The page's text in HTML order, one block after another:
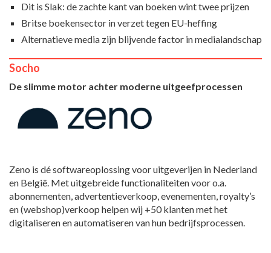
Dit is Slak: de zachte kant van boeken wint twee prijzen
Britse boekensector in verzet tegen EU-heffing
Alternatieve media zijn blijvende factor in medialandschap
Socho
De slimme motor achter moderne uitgeefprocessen
Zeno is dé softwareoplossing voor uitgeverijen in Nederland
en België. Met uitgebreide functionaliteiten voor o.a.
abonnementen, advertentieverkoop, evenementen, royalty’s
en (webshop)verkoop helpen wij +50 klanten met het
digitaliseren en automatiseren van hun bedrijfsprocessen.